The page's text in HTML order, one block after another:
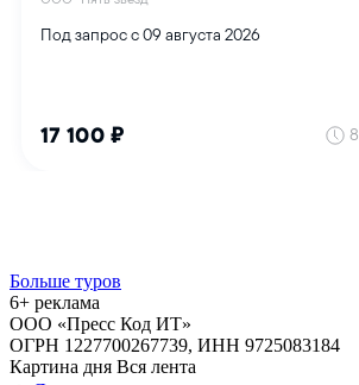
Больше туров
6+ реклама
ООО «Пресс Код ИТ»
ОГРН 1227700267739, ИНН 9725083184
Картина дня Вся лента